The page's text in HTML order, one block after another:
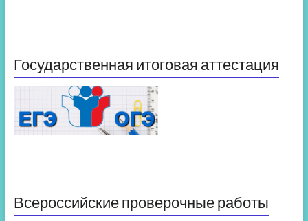
Государственная итоговая аттестация
Всероссийские проверочные работы